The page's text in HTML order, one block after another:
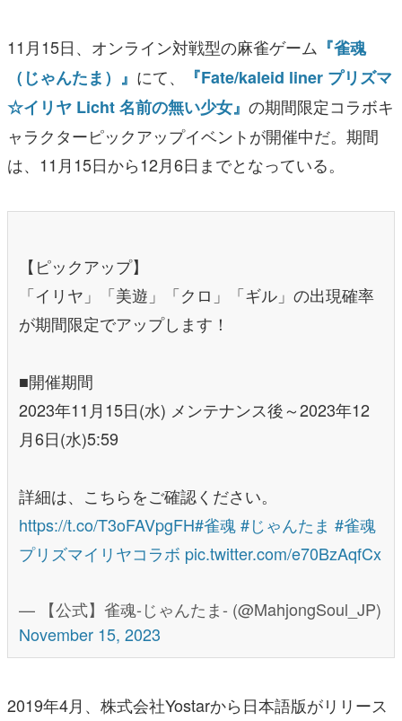
アプリレビュー
その他
電ファミニコゲーマーとは？
運営：株式会社マレ
11月15日、オンライン対戦型の麻雀ゲーム 『雀魂
（じゃんたま）』 にて、
『Fate/kaleid liner プリズマ
☆イリヤ Licht 名前の無い少女』 の期間限定コラボキ
ャラクターピックアップイベントが開催中だ。期間
は、11月15日から12月6日までとなっている。
【ピックアップ】
「イリヤ」「美遊」「クロ」「ギル」の出現確率
が期間限定でアップします！
■開催期間
2023年11月15日(水) メンテナンス後～2023年12
月6日(水)5:59
詳細は、こちらをご確認ください。
https://t.co/T3oFAVpgFH#雀魂#じゃんたま #雀魂
プリズマイリヤコラボ pic.twitter.com/e70BzAqfCx
— 【公式】雀魂-じゃんたま- (@MahjongSoul_JP)
November 15, 2023
2019年4月、株式会社Yostarから日本語版がリリース